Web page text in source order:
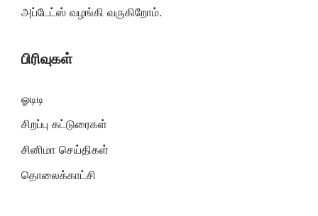
அப்டேட்ஸ் வழங்கி வருகிறோம்.
பிரிவுகள்
ஓடிடி
சிறப்பு கட்டுரைகள்
சினிமா செய்திகள்
தொலைக்காட்சி